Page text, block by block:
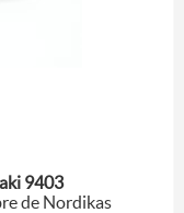
9403
de Nordikas